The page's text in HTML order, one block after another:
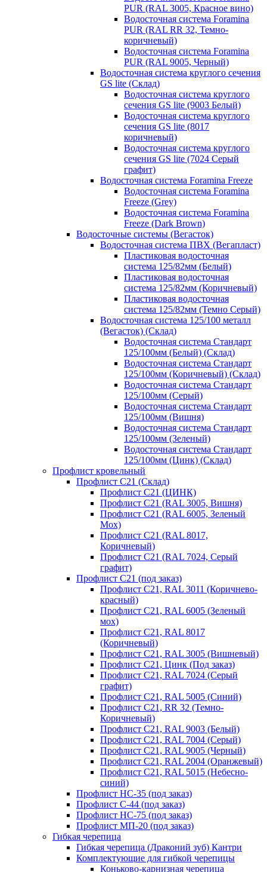
PUR (RAL 3005, Красное вино)
Водосточная система Foramina
PUR (RAL RR 32, Темно-
коричневый)
Водосточная система Foramina
PUR (RAL 9005, Черный)
Водосточная система круглого сечения
GS lite (Склад)
Водосточная система круглого
сечения GS lite (9003 Белый)
Водосточная система круглого
сечения GS lite (8017
коричневый)
Водосточная система круглого
сечения GS lite (7024 Серый
графит)
Водосточная система Foramina Freeze
Водосточная система Foramina
Freeze (Grey)
Водосточная система Foramina
Freeze (Dark Brown)
Водосточные системы (Вегасток)
Водосточная система ПВХ (Вегапласт)
Пластиковая водосточная
система 125/82мм (Белый)
Пластиковая водосточная
система 125/82мм (Коричневый)
Пластиковая водосточная
система 125/82мм (Темно Серый)
Водосточная система 125/100 металл
(Вегасток) (Склад)
Водосточная система Стандарт
125/100мм (Белый) (Склад)
Водосточная система Стандарт
125/100мм (Коричневый) (Склад)
Водосточная система Стандарт
125/100мм (Серый)
Водосточная система Стандарт
125/100мм (Вишня)
Водосточная система Стандарт
125/100мм (Зеленый)
Водосточная система Стандарт
125/100мм (Цинк) (Склад)
Профлист кровельный
Профлист С21 (Склад)
Профлист С21 (ЦИНК)
Профлист С21 (RAL 3005, Вишня)
Профлист С21 (RAL 6005, Зеленый
Мох)
Профлист С21 (RAL 8017,
Коричневый)
Профлист С21 (RAL 7024, Серый
графит)
Профлист С21 (под заказ)
Профлист С21, RAL 3011 (Коричнево-
красный)
Профлист С21, RAL 6005 (Зеленый
мох)
Профлист С21, RAL 8017
(Коричневый)
Профлист С21, RAL 3005 (Вишневый)
Профлист С21, Цинк (Под заказ)
Профлист С21, RAL 7024 (Серый
графит)
Профлист С21, RAL 5005 (Синий)
Профлист С21, RR 32 (Темно-
Коричневый)
Профлист С21, RAL 9003 (Белый)
Профлист С21, RAL 7004 (Серый)
Профлист С21, RAL 9005 (Черный)
Профлист С21, RAL 2004 (Оранжевый)
Профлист С21, RAL 5015 (Небесно-
синий)
Профлист НС-35 (под заказ)
Профлист С-44 (под заказ)
Профлист НС-75 (под заказ)
Профлист МП-20 (под заказ)
Гибкая черепица
Гибкая черепица (Драконий зуб) Кантри
Комплектующие для гибкой черепицы
Коньково-карнизная черепица